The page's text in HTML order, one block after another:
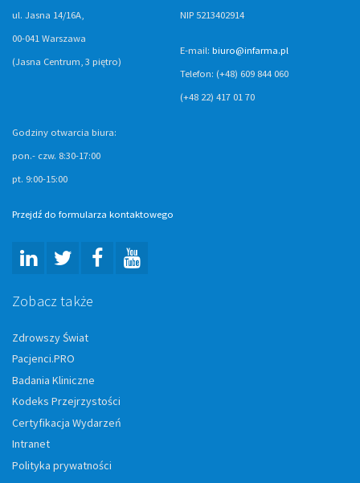
ul. Jasna 14/16A,
00-041 Warszawa
(Jasna Centrum, 3 piętro)
NIP 5213402914
E-mail: biuro@infarma.pl
Telefon: (+48) 609 844 060
(+48 22) 417 01 70
Godziny otwarcia biura:
pon.- czw. 8:30-17:00
pt. 9:00-15:00
Przejdź do formularza kontaktowego
Zobacz także
Zdrowszy Świat
Pacjenci.PRO
Badania Kliniczne
Kodeks Przejrzystości
Certyfikacja Wydarzeń
Intranet
Polityka prywatności